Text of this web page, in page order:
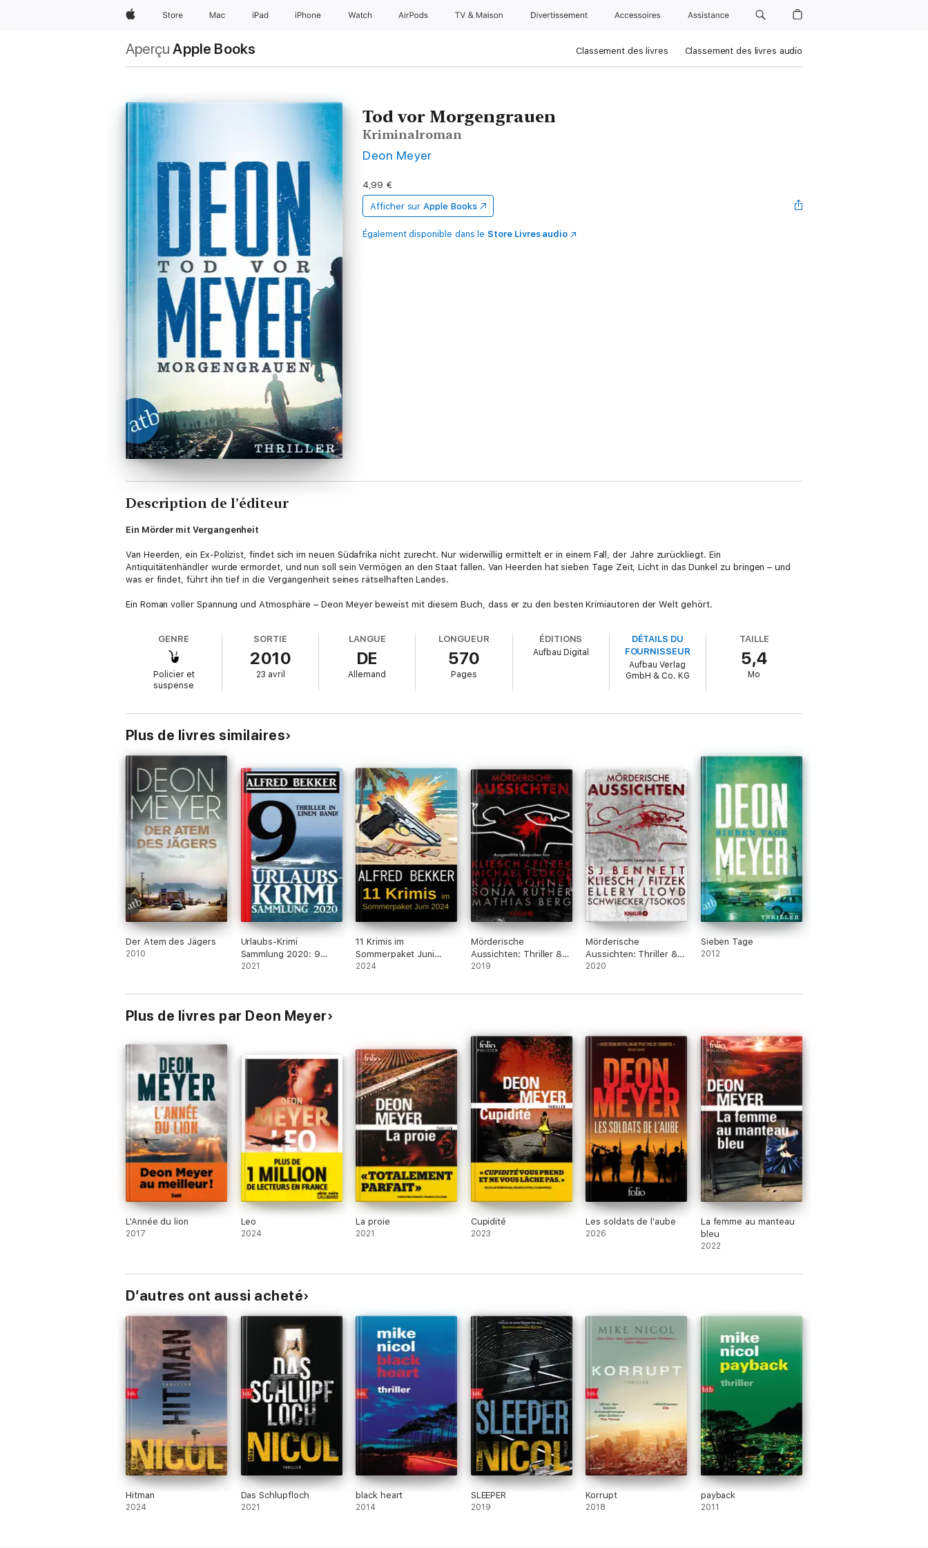
AppleStore Mac iPad iPhone Watch AirPods TV & Maison Divertissements Accessoires Assistance
Aperçu Apple Books Classement des livres Classement des livres audio
Tod vor Morgengrauen
Kriminalroman
Deon Meyer
4,99 €
Afficher sur Apple Books
Également disponible dans leStore Livres audio
Description de l’éditeur
Ein Mörder mit Vergangenheit
Van Heerden, ein Ex-Polizist, findet sich im neuen Südafrika nicht zurecht. Nur widerwillig ermittelt er in einem Fall, der Jahre zurückliegt. Ein
Antiquitätenhändler wurde ermordet, und nun soll sein Vermögen an den Staat fallen. Van Heerden hat sieben Tage Zeit, Licht in das Dunkel zu bringen – und
was er findet, führt ihn tief in die Vergangenheit seines rätselhaften Landes.
Ein Roman voller Spannung und Atmosphäre – Deon Meyer beweist mit diesem Buch, dass er zu den besten Krimiautoren der Welt gehört.
GENRE
Policier et
suspense
SORTIE
2010
23 avril
LANGUE
DE
Allemand
LONGUEUR
570
Pages
ÉDITIONS
Aufbau Digital
DÉTAILS DU
FOURNISSEUR
Aufbau Verlag
GmbH & Co. KG
TAILLE
5,4
Mo
Plus de livres similaires
Der Atem des Jägers
2010
Urlaubs-Krimi
Sammlung 2020: 9
Thriller in einem Band
2021
11 Krimis im
Sommerpaket Juni
2024
2024
Mörderische
Aussichten: Thriller &
Krimi bei Knaur #5
2019
Mörderische
Aussichten: Thriller &
Krimi bei Droemer
2020
Sieben Tage
2012
Plus de livres par Deon Meyer
L'Année du lion
2017
Leo
2024
La proie
2021
Cupidité
2023
Les soldats de l'aube
2026
La femme au manteau
bleu
2022
D’autres ont aussi acheté
Hitman
2024
Das Schlupfloch
2021
black heart
2014
SLEEPER
2019
Korrupt
2018
payback
2011